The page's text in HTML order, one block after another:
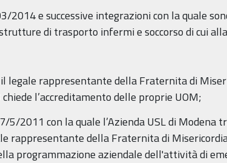
2014 e successive integrazioni con la quale
di trasporto infermi e soccorso di cui
legale rappresentante della Fraternita di
l’accreditamento delle proprie UOM;
2011 con la quale l’Azienda USL di Modena
rappresentante della Fraternita di
programmazione aziendale dell'attività di